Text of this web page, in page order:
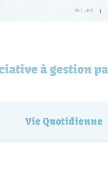
Accueil
Vie Quotidienne